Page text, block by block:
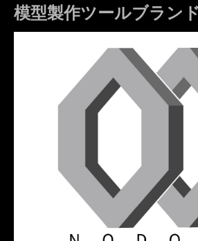
模型製作ツールブランド